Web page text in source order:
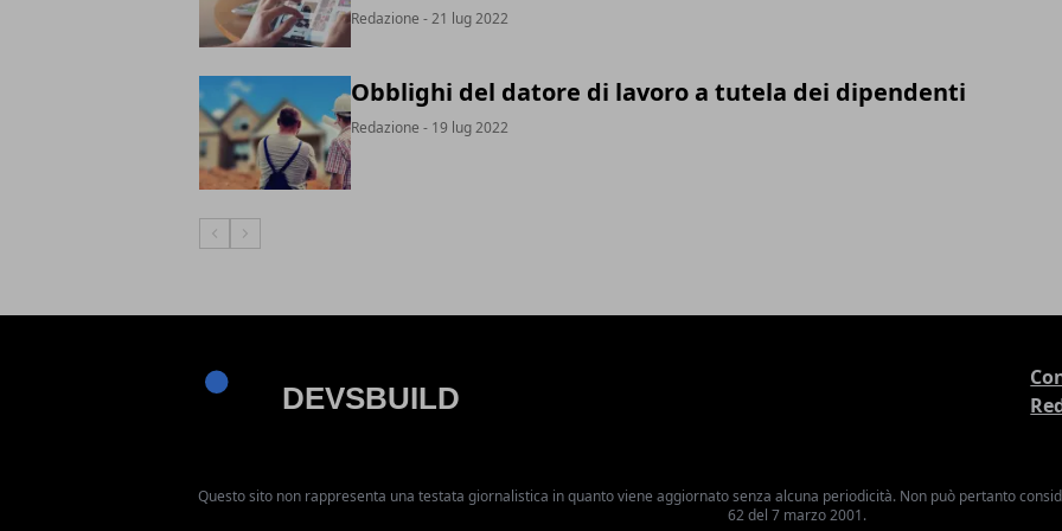
Redazione - 21 lug 2022
Obblighi del datore di lavoro a tutela dei dipendenti
Redazione - 19 lug 2022
Articolo Precedente
Articolo Successivo
Questo sito non rappresenta una testata giornalistica in quanto viene aggiornato senza alcuna periodicità. Non può pertanto
62 del 7 marzo 2001.